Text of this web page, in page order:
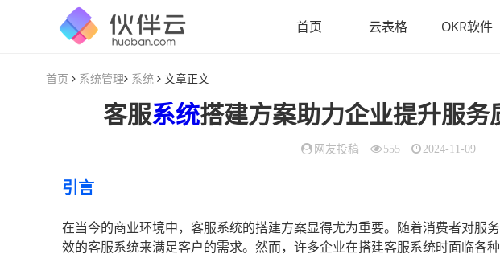
首页 云表格 OKR软件
首页 系统管理 系统 文章正文
客服系统搭建方案助力企业提升服务
网友投稿 555 2024-11-09
引言
在当今的商业环境中，客服系统的搭建方案显得尤为重要。随着消费者对服
效的客服系统来满足客户的需求。然而，许多企业在搭建客服系统时面临各